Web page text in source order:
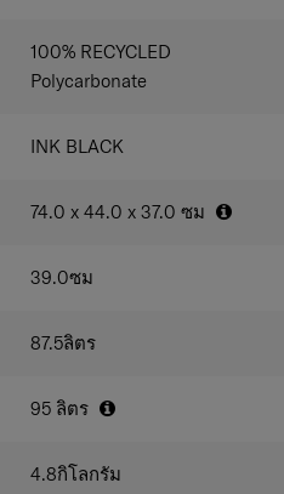
ความเป็นคุณผ่านการเดินทาง
ที่ของกระเป๋า
LOCK
ตอร์รีไซเคิล ตกแต่งด้วย
ายใน เพื่อความง่ายในการจัด
ระสิทธิภาพในการจัดเก็บ
100% RECYCLED
Polycarbonate
INK BLACK
74.0 x 44.0 x 37.0 ซม
39.0ซม
87.5ลิตร
95 ลิตร
4.8กิโลกรัม